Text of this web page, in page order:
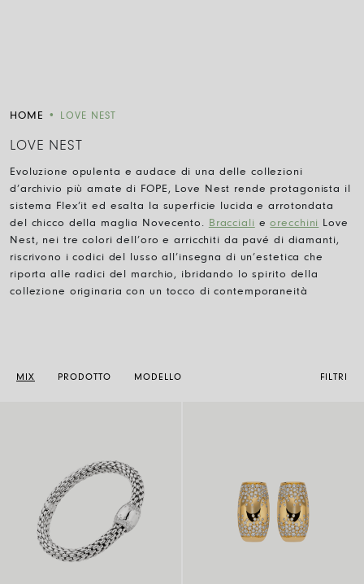
HOME • LOVE NEST
LOVE NEST
Evoluzione opulenta e audace di una delle collezioni
d’archivio più amate di FOPE, Love Nest rende protagonista il
sistema Flex’it ed esalta la superficie lucida e arrotondata
del chicco della maglia Novecento. Bracciali eorecchini Love
Nest, nei tre colori dell’oro e arricchiti da pavé di diamanti,
riscrivono i codici del lusso all’insegna di un’estetica che
riporta alle radici del marchio, ibridando lo spirito della
collezione originaria con un tocco di contemporaneità
MIX PRODOTTO MODELLO FILTRI